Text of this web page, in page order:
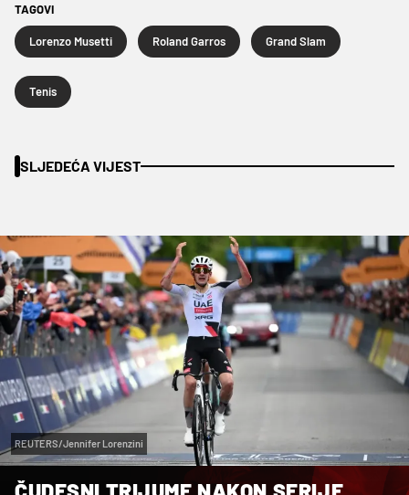
TAGOVI
Lorenzo Musetti Roland Garros Grand Slam
Tenis
SLJEDEĆA VIJEST
REUTERS/Jennifer Lorenzini